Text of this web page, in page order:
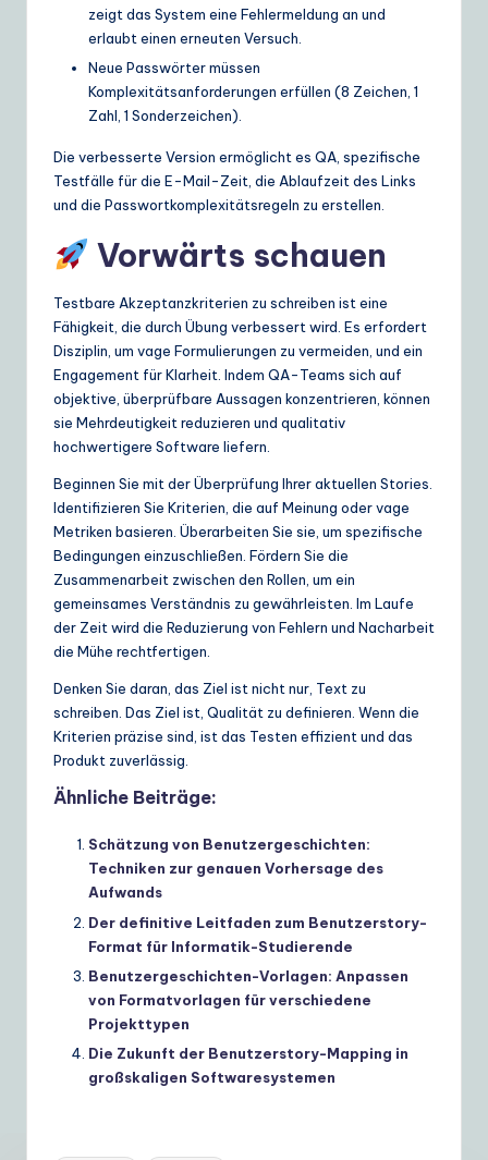
zeigt das System eine Fehlermeldung an und
erlaubt einen erneuten Versuch.
Neue Passwörter müssen
Komplexitätsanforderungen erfüllen (8 Zeichen, 1
Zahl, 1 Sonderzeichen).
Die verbesserte Version ermöglicht es QA, spezifische
Testfälle für die E-Mail-Zeit, die Ablaufzeit des Links
und die Passwortkomplexitätsregeln zu erstellen.
Vorwärts schauen
Testbare Akzeptanzkriterien zu schreiben ist eine
Fähigkeit, die durch Übung verbessert wird. Es erfordert
Disziplin, um vage Formulierungen zu vermeiden, und ein
Engagement für Klarheit. Indem QA-Teams sich auf
objektive, überprüfbare Aussagen konzentrieren, können
sie Mehrdeutigkeit reduzieren und qualitativ
hochwertigere Software liefern.
Beginnen Sie mit der Überprüfung Ihrer aktuellen Stories.
Identifizieren Sie Kriterien, die auf Meinung oder vage
Metriken basieren. Überarbeiten Sie sie, um spezifische
Bedingungen einzuschließen. Fördern Sie die
Zusammenarbeit zwischen den Rollen, um ein
gemeinsames Verständnis zu gewährleisten. Im Laufe
der Zeit wird die Reduzierung von Fehlern und Nacharbeit
die Mühe rechtfertigen.
Denken Sie daran, das Ziel ist nicht nur, Text zu
schreiben. Das Ziel ist, Qualität zu definieren. Wenn die
Kriterien präzise sind, ist das Testen effizient und das
Produkt zuverlässig.
Ähnliche Beiträge:
Schätzung von Benutzergeschichten:
Techniken zur genauen Vorhersage des
Aufwands
Der definitive Leitfaden zum Benutzerstory-
Format für Informatik-Studierende
Benutzergeschichten-Vorlagen: Anpassen
von Formatvorlagen für verschiedene
Projekttypen
Die Zukunft der Benutzerstory-Mapping in
großskaligen Softwaresystemen